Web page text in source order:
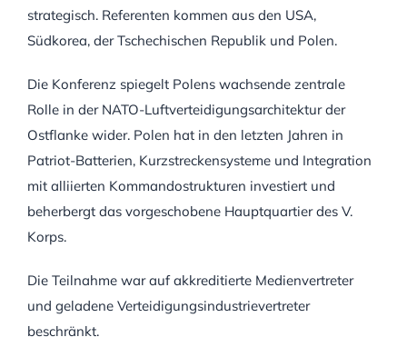
strategisch. Referenten kommen aus den USA,
Südkorea, der Tschechischen Republik und Polen.
Die Konferenz spiegelt Polens wachsende zentrale
Rolle in der NATO-Luftverteidigungsarchitektur der
Ostflanke wider. Polen hat in den letzten Jahren in
Patriot-Batterien, Kurzstreckensysteme und Integration
mit alliierten Kommandostrukturen investiert und
beherbergt das vorgeschobene Hauptquartier des V.
Korps.
Die Teilnahme war auf akkreditierte Medienvertreter
und geladene Verteidigungsindustrievertreter
beschränkt.